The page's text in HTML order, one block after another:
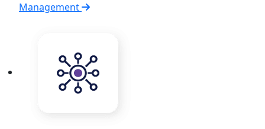
Management